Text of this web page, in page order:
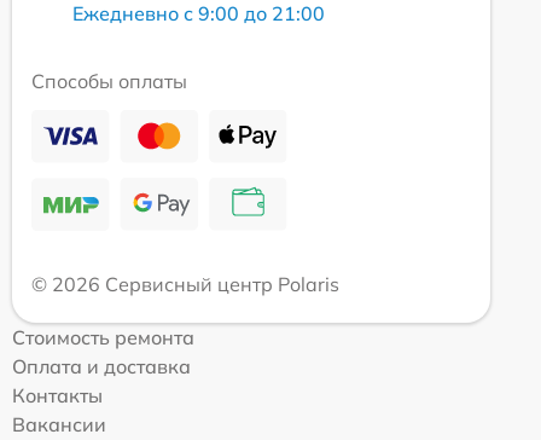
Ежедневно с 9:00 до 21:00
Способы оплаты
© 2026 Сервисный центр Polaris
Стоимость ремонта
Оплата и доставка
Контакты
Вакансии